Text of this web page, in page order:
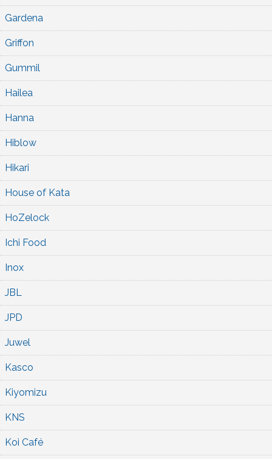
Gardena
Griffon
Gummil
Hailea
Hanna
Hiblow
Hikari
House of Kata
HoZelock
Ichi Food
Inox
JBL
JPD
Juwel
Kasco
Kiyomizu
KNS
Koi Café